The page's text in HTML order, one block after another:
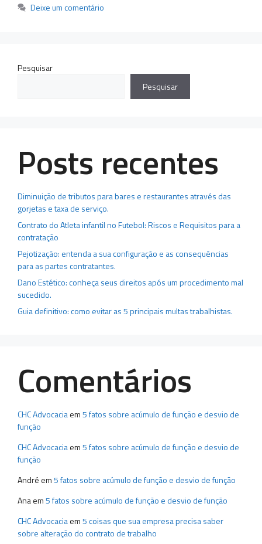
Deixe um comentário
Pesquisar
Pesquisar
Posts recentes
Diminuição de tributos para bares e restaurantes através das
gorjetas e taxa de serviço.
Contrato do Atleta infantil no Futebol: Riscos e Requisitos para a
contratação
Pejotização: entenda a sua configuração e as consequências
para as partes contratantes.
Dano Estético: conheça seus direitos após um procedimento mal
sucedido.
Guia definitivo: como evitar as 5 principais multas trabalhistas.
Comentários
CHC Advocaciaem5 fatos sobre acúmulo de função e desvio de
função
CHC Advocaciaem5 fatos sobre acúmulo de função e desvio de
função
André em5 fatos sobre acúmulo de função e desvio de função
Anaem5 fatos sobre acúmulo de função e desvio de função
CHC Advocaciaem5 coisas que sua empresa precisa saber
sobre alteração do contrato de trabalho